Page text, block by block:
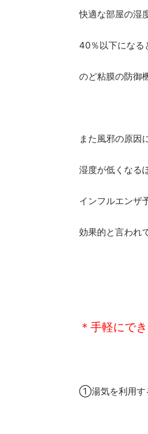
快適な部屋の湿
40％以下になる
のど粘膜の防御
また風邪の原因
湿度が低くなる
インフルエンザ
効果的と言われ
＊手軽にで
①湯気を利用す